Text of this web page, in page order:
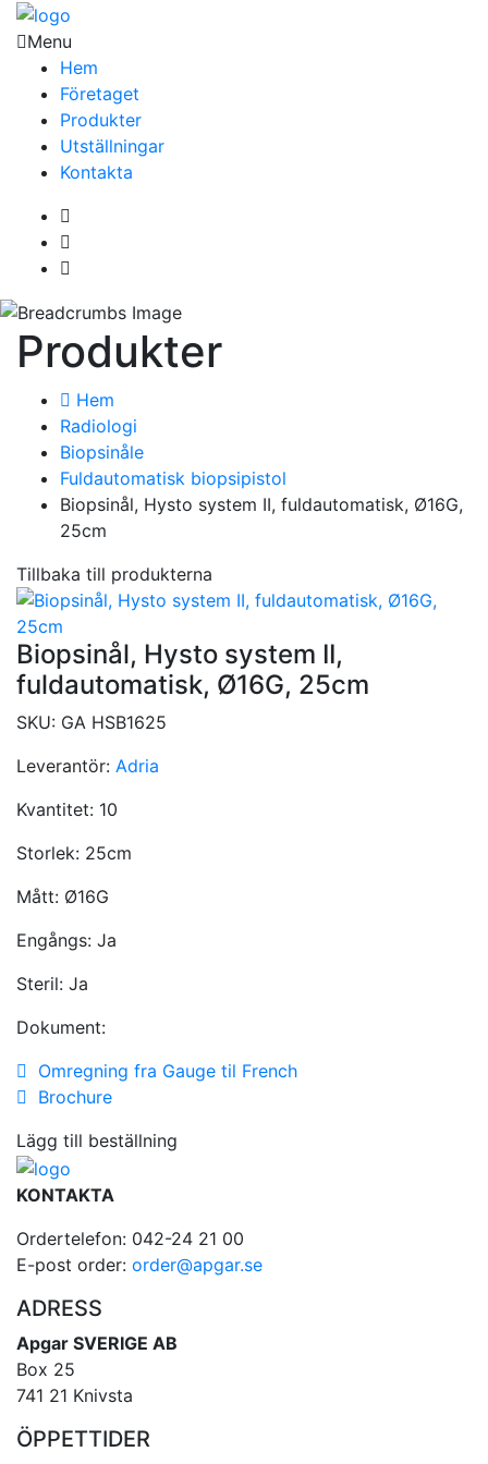
Menu
Hem
Företaget
Produkter
Utställningar
Kontakta
Produkter
Hem
Radiologi
Biopsinåle
Fuldautomatisk biopsipistol
Biopsinål, Hysto system II, fuldautomatisk, Ø16G,
25cm
Tillbaka till produkterna
Biopsinål, Hysto system II,
fuldautomatisk, Ø16G, 25cm
SKU: GA HSB1625
Leverantör: Adria
Kvantitet: 10
Storlek: 25cm
Mått: Ø16G
Engångs: Ja
Steril: Ja
Dokument:
Omregning fra Gauge til French
Brochure
Lägg till beställning
KONTAKTA
Ordertelefon: 042-24 21 00
E-post order: order@apgar.se
ADRESS
Apgar SVERIGE AB
Box 25
741 21 Knivsta
ÖPPETTIDER